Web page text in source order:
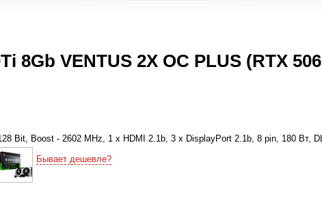
8Gb VENTUS 2X OC PLUS (RTX
Bit, Boost - 2602 MHz, 1 x HDMI 2.1b, 3 x DisplayPort 2.1b, 8 pin, 180 Вт,
Бывает дешевле?